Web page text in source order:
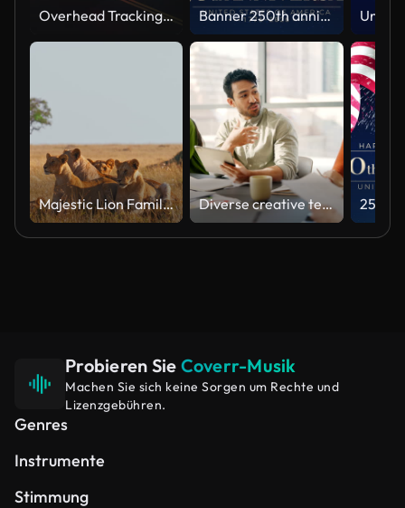
Overhead Tracking Drone Shot of a Police Car Driving on a City Street with Lights On at Night Banner 250th anniversary of the USA. 250 years of independence. 4th of july 2026 usa independence day, video greeting card. US flag fireworks on blue sky background. Fourth of july. 4k seamless loop
Majestic Lion Family Relaxing in Natural Habitat Under Soft Light Diverse creative team collaborating on a marketing strategy in an office meeting
Probieren Sie Coverr-Musik
Machen Sie sich keine Sorgen um Rechte und
Lizenzgebühren.
Genres
Hip Hop
Filmisch
Instrumente
Stimmung